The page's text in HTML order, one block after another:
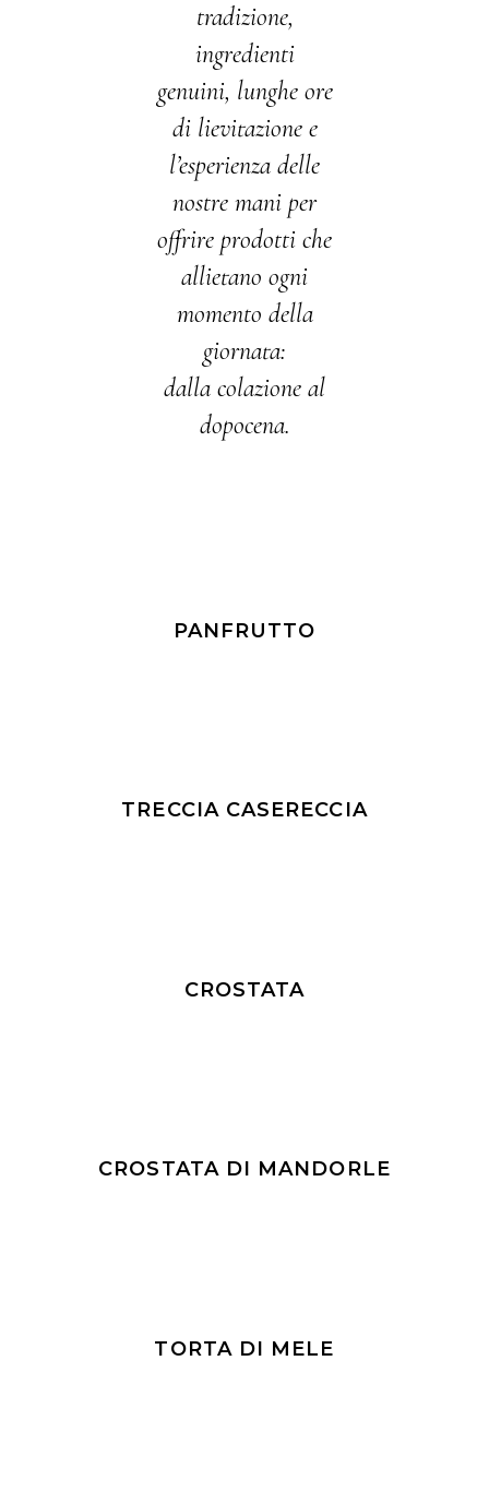
tradizione,
ingredienti
genuini, lunghe ore
di lievitazione e
l’esperienza delle
nostre mani per
offrire prodotti che
allietano ogni
momento della
giornata:
dalla colazione al
dopocena.
PANFRUTTO
TRECCIA CASERECCIA
CROSTATA
CROSTATA DI MANDORLE
TORTA DI MELE